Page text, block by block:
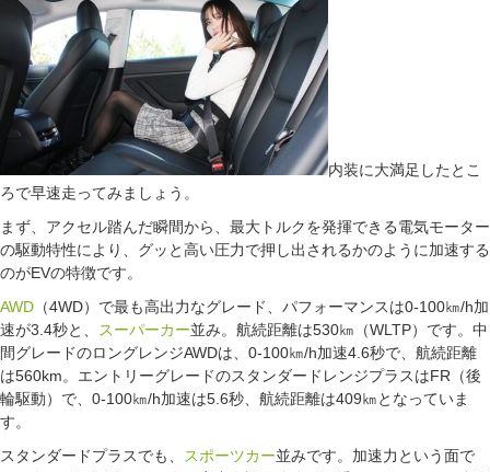
内装に大満足したとこ
ろで早速走ってみましょう。
まず、アクセル踏んだ瞬間から、最大トルクを発揮できる電気モーター
の駆動特性により、グッと高い圧力で押し出されるかのように加速する
のがEVの特徴です。
AWD （4WD）で最も高出力なグレード、パフォーマンスは0-100㎞/h加
速が3.4秒と、
スーパーカー並み。航続距離は530㎞（WLTP）です。中
間グレードのロングレンジAWDは、0-100㎞/h加速4.6秒で、航続距離
は560km。エントリーグレードのスタンダードレンジプラスはFR（後
輪駆動）で、0-100㎞/h加速は5.6秒、航続距離は409㎞となっていま
す。
スタンダードプラスでも、
スポーツカー並みです。加速力という面で